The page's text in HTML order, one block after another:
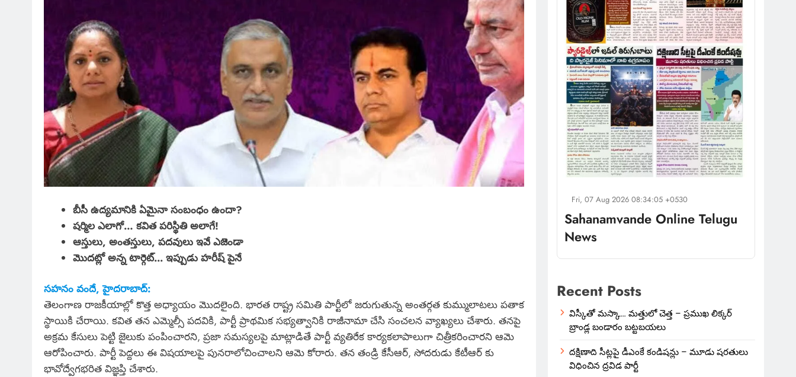
బీసీ ఉద్యమానికి ఏమైనా సంబంధం ఉందా?
షర్మిల ఎలాగో… కవిత పరిస్థితి అలాగే!
ఆస్తులు, అంతస్తులు, పదవులు ఇవే ఎజెండా
మొదట్లో అన్న టార్గెట్.‌.. ఇప్పుడు హరీష్ పైనే
సహనం వందే, హైదరాబాద్:
తెలంగాణ రాజకీయాల్లో కొత్త అధ్యాయం మొదలైంది. భారత రాష్ట్ర సమితి పార్టీలో జరుగుతున్న అంతర్గత కుమ్ములాటలు పతాక
స్థాయికి చేరాయి. కవిత తన ఎమ్మెల్సీ పదవికి, పార్టీ ప్రాథమిక సభ్యత్వానికి రాజీనామా చేసి సంచలన వ్యాఖ్యలు చేశారు. తనపై
అక్రమ కేసులు పెట్టి జైలుకు పంపించారని, ప్రజా సమస్యలపై మాట్లాడితే పార్టీ వ్యతిరేక కార్యకలాపాలుగా చిత్రీకరించారని ఆమె
ఆరోపించారు. పార్టీ పెద్దలు ఈ విషయాలపై పునరాలోచించాలని ఆమె కోరారు. తన తండ్రి కేసీఆర్, సోదరుడు కేటీఆర్ కు
భావోద్వేగభరిత విజ్ఞప్తి చేశారు.
Fri, 07 Aug 2026 08:34:05 +0530
Sahanamvande Online Telugu
News
Recent Posts
విస్కీతో మస్కా… మత్తులో చెత్త – ప్రముఖ లిక్కర్
బ్రాండ్ల బండారం బట్టబయలు
దక్షిణాది సీట్లపై డీఎంకే కండిషన్లు – మూడు షరతులు
విధించిన ద్రవిడ పార్టీ